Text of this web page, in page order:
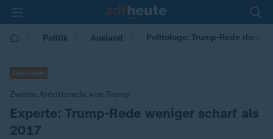
Politik Ausland Politologe: Trump-Rede
Interview
Zweite Antrittsrede von Trump
:Experte: Trump-Rede weniger scharf als
2017